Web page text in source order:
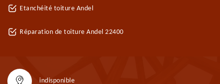
Etanchéité toiture Andel
Réparation de toiture Andel 22400
indisponible